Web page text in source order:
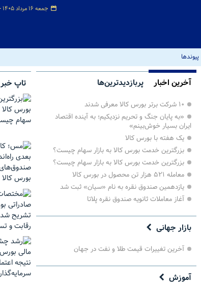
جمعه ۱۶ مرداد ۱۴۰۵ -
پیوندها
آخرین اخبار پربازدیدترین‌ها
۱۰ شرکت برتر بورس کالا معرفی شدند
«به پایان جنگ و تحریم نزدیکیم؛ به آینده اقتصاد
ایران بسیار خوش‌بینم»
یک هفته با بورس کالا
بزرگترین خدمت بورس کالا به بازار سهام چیست؟
بزرگترین خدمت بورس کالا به بازار سهام چیست؟
معامله ۵۲۱ هزار تن محصول در بورس کالا
یازدهمین صندوق نقره به نام «سیان» ثبت شد
آغاز معاملات ثانویه صندوق نقره پلاتا
بازار جهانی
آخرین تغییرات قیمت طلا و نفت در جهان
آموزش
تاپ خبر